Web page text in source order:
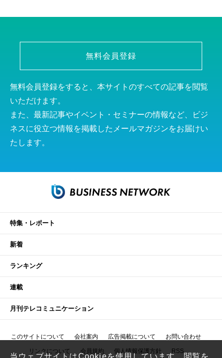
無料会員登録
無料会員登録をすると、本サイトのすべての記事を閲覧
いただけます。
また、最新記事やイベント・セミナーの情報など、ビジ
ネスに役立つ情報を掲載したメールマガジンをお届けい
たします。
特集・レポート
新着
ランキング
連載
月刊テレコミュニケーション
このサイトについて 会社案内 広告掲載について お問い合わせ
リンクについて 会員規約 個人情報保護方針 RSS
当ウェブサイトはCookieを使用しています。閲覧を